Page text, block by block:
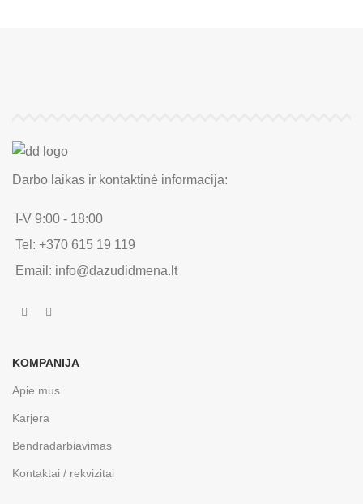
Darbo laikas ir kontaktinė informacija:
I-V 9:00 - 18:00
Tel: +370 615 19 119
Email: info@dazudidmena.lt
KOMPANIJA
Apie mus
Karjera
Bendradarbiavimas
Kontaktai / rekvizitai